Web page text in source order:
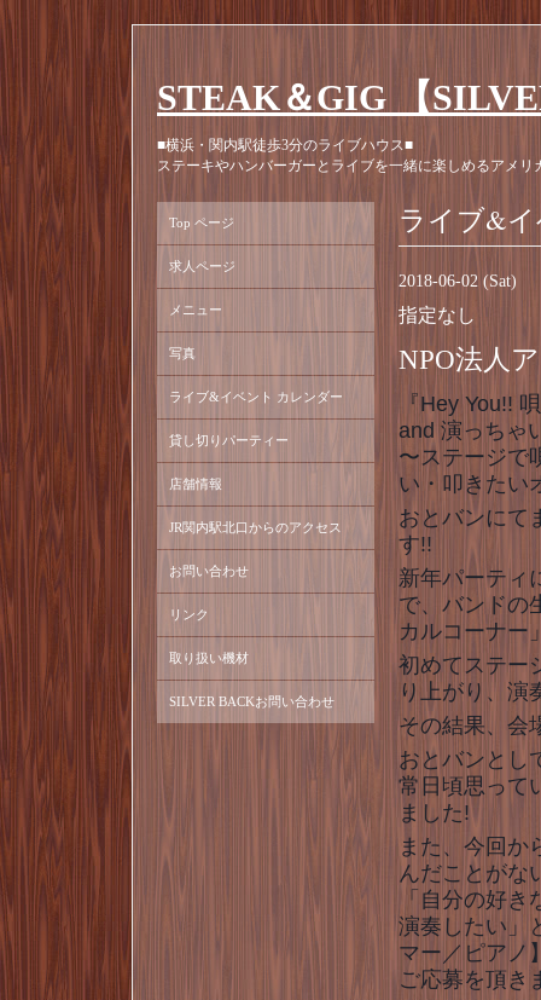
STEAK＆GIG 【
■横浜・関内駅徒歩3分のライブハウス■
ステーキやハンバーガーとライブを一緒に楽しめるアメリ
ライブ&
2018-06-02 (Sat)
指定なし
NPO法人
『Hey You!!
and 演っちゃ
〜ステージで
い・叩きたい
おとバンにて
す!!
新年パーティ
で、バンドの
カルコーナー
初めてステー
り上がり、演
その結果、会
おとバンとし
常日頃思って
ました!
また、今回か
んだことがな
「自分の好き
演奏したい」
マー／ピアノ
ご応募を頂き
Top ページ
求人ページ
メニュー
写真
ライブ&イベント カレンダー
貸し切りパーティー
店舗情報
JR関内駅北口からのアクセス
お問い合わせ
リンク
取り扱い機材
SILVER BACKお問い合わせ